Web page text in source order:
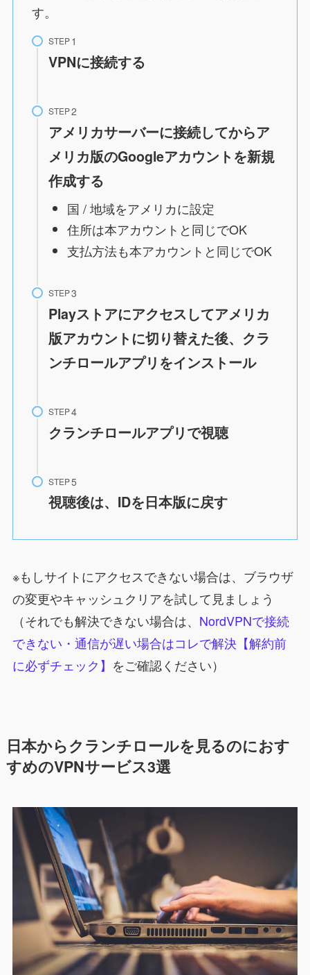
す。
STEP
VPNに接続する
STEP
アメリカサーバーに接続してからア
メリカ版のGoogleアカウントを新規
作成する
国 / 地域をアメリカに設定
住所は本アカウントと同じでOK
支払方法も本アカウントと同じでOK
STEP
Playストアにアクセスしてアメリカ
版アカウントに切り替えた後、クラ
ンチロールアプリをインストール
STEP
クランチロールアプリで視聴
STEP
視聴後は、IDを日本版に戻す
※もしサイトにアクセスできない場合は、ブラウザ
の変更やキャッシュクリアを試して見ましょう
（それでも解決できない場合は、 NordVPNで接続
できない・通信が遅い場合はコレで解決【解約前
に必ずチェック】 をご確認ください）
日本からクランチロールを見るのにおす
すめのVPNサービス3選